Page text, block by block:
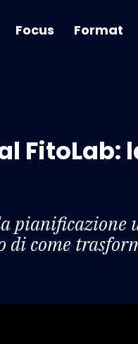
Focus Format
FitoLab:
pianificazione
come